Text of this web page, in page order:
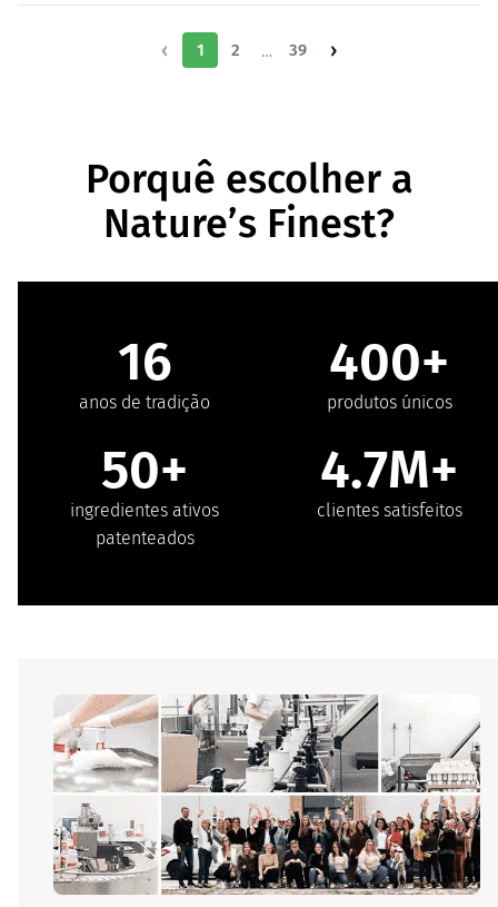
‹ 1 2 … 39 ›
Porquê escolher a
Nature’s Finest?
16
anos de tradição
400+
produtos únicos
50+
ingredientes ativos
patenteados
4.7M+
clientes satisfeitos